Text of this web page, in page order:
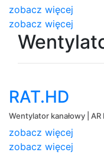
zobacz więcej
zobacz więcej
RAT.HD
Wentylator kanałowy | AR
zobacz więcej
zobacz więcej